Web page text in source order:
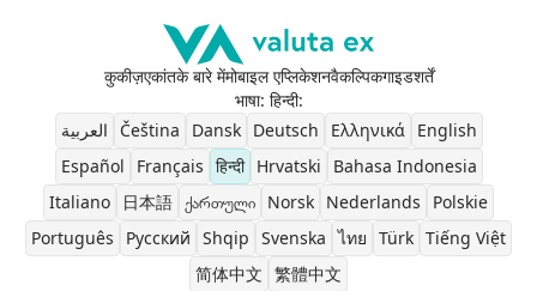
कुकीज़एकांतके बारे मेंमोबाइल एप्लिकेशनवैकल्पिकगाइडशर्तें
भाषा: हिन्दी:
العربية
Čeština Dansk Deutsch Ελληνικά
English
Español
Français हिन्दी Hrvatski
Bahasa Indonesia
Italiano
日本語 ქართული Norsk Nederlands
Polskie
Português
Pусский Shqip Svenska ไทย Türk Tiếng Việt
简体中文 繁體中文